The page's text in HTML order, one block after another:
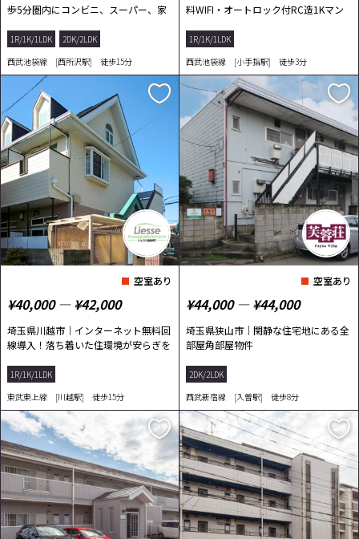
歩5分圏内にコンビニ、スーパー、家
1R/1K/1LDK
2DK/2LDK
西武池袋線 [西所沢駅] 徒歩15分
料WIFI・オートロック付RC造1Kマン
1R/1K/1LDK
西武池袋線 [小手指駅] 徒歩3分
空室あり
¥40,000 ― ¥42,000
埼玉県川越市｜インターネット無料回
線導入！落ち着いた住環境が安らぎを
1R/1K/1LDK
東武東上線 [川越駅] 徒歩15分
空室あり
¥44,000 ― ¥44,000
埼玉県狭山市｜閑静な住宅地にある全
部屋角部屋物件
2DK/2LDK
西武新宿線 [入曽駅] 徒歩8分